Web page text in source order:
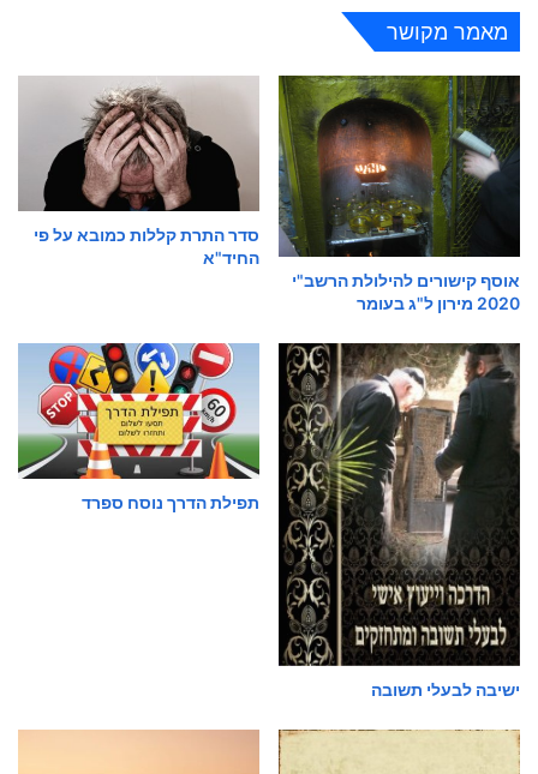
מאמר מקושר
אוסף קישורים להילולת הרשב"י
2020 מירון ל"ג בעומר
סדר התרת קללות כמובא על פי
החיד"א
ישיבה לבעלי תשובה
תפילת הדרך נוסח ספרד